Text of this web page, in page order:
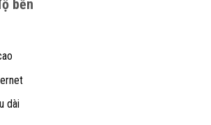
bền
dài